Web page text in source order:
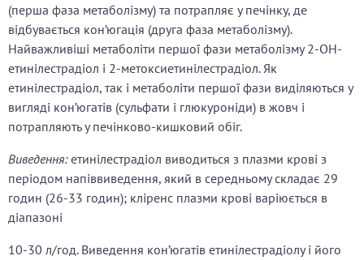
(перша фаза метаболізму) та потрапляє у печінку, де
відбувається кон’югація (друга фаза метаболізму).
Найважливіші метаболіти першої фази метаболізму 2-OH-
етинілестрадіол і 2-метоксиетинілестрадіол. Як
етинілестрадіол, так і метаболіти першої фази виділяються у
вигляді кон’югатів (сульфати і глюкуроніди) в жовч і
потрапляють у печінково-кишковий обіг.
Виведення:етинілестрадіол виводиться з плазми крові з
періодом напіввиведення, який в середньому складає 29
годин (26-33 годин); кліренс плазми крові варіюється в
діапазоні
10-30 л/год. Виведення кон’югатів етинілестрадіолу і його